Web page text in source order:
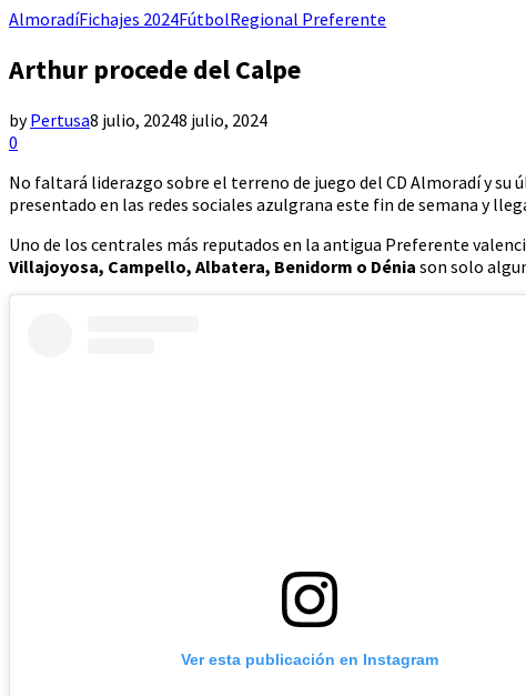
AlmoradíFichajes 2024FútbolRegional Preferente
Arthur procede del Calpe
byPertusa8 julio, 20248 julio, 2024
0
No faltará liderazgo sobre el terreno de juego del CD Almoradí y
presentado en las redes sociales azulgrana este fin de semana y
Uno de los centrales más reputados en la antigua Preferente
Villajoyosa, Campello, Albatera, Benidorm o Dénia son solo
Ver esta publicación en Instagram